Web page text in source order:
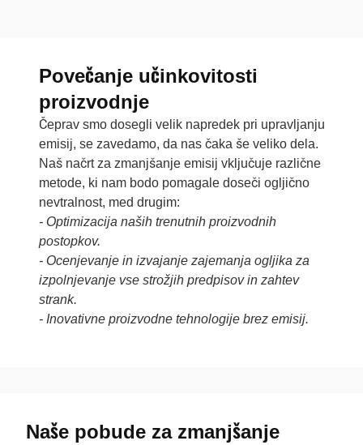
Povečanje učinkovitosti
proizvodnje
Čeprav smo dosegli velik napredek pri upravljanju
emisij, se zavedamo, da nas čaka še veliko dela.
Naš načrt za zmanjšanje emisij vključuje različne
metode, ki nam bodo pomagale doseči ogljično
nevtralnost, med drugim:
- Optimizacija naših trenutnih proizvodnih
postopkov.
- Ocenjevanje in izvajanje zajemanja ogljika za
izpolnjevanje vse strožjih predpisov in zahtev
strank.
- Inovativne proizvodne tehnologije brez emisij.
Naše pobude za zmanjšanje